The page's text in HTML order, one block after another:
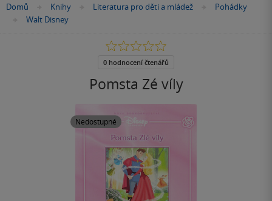
Nacházíte
Domů »Knihy »
Literatura pro děti a mládež »Pohádky
»
Walt Disney
Pomsta Zé víly
Nedostupné
0.0
5
0 hodnocení čtenářů